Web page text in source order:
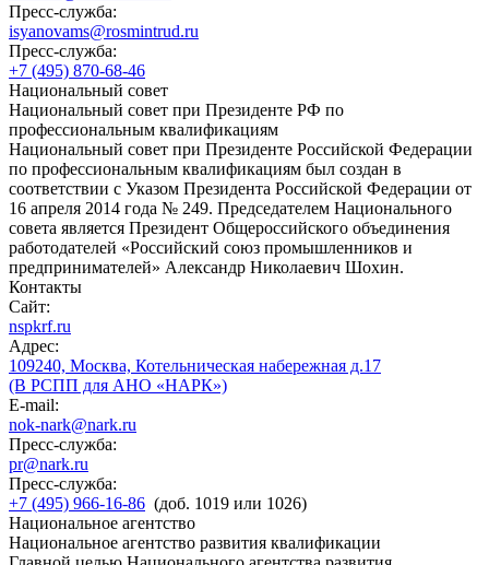
Пресс-служба:
isyanovams@rosmintrud.ru
Пресс-служба:
+7 (495) 870-68-46
Национальный совет
Национальный совет при Президенте РФ по
профессиональным квалификациям
Национальный совет при Президенте Российской Федерации
по профессиональным квалификациям был создан в
соответствии с Указом Президента Российской Федерации от
16 апреля 2014 года № 249. Председателем Национального
совета является Президент Общероссийского объединения
работодателей «Российский союз промышленников и
предпринимателей» Александр Николаевич Шохин.
Контакты
Сайт:
nspkrf.ru
Адрес:
109240, Москва, Котельническая набережная д.17
(В РСПП для АНО «НАРК»)
E-mail:
nok-nark@nark.ru
Пресс-служба:
pr@nark.ru
Пресс-служба:
+7 (495) 966-16-86 (доб. 1019 или 1026)
Национальное агентство
Национальное агентство развития квалификации